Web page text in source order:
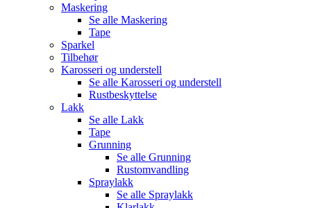
Maskering
Se alle Maskering
Tape
Sparkel
Tilbehør
Karosseri og understell
Se alle Karosseri og understell
Rustbeskyttelse
Lakk
Se alle Lakk
Tape
Grunning
Se alle Grunning
Rustomvandling
Spraylakk
Se alle Spraylakk